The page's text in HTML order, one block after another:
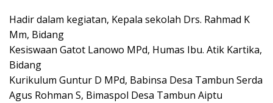
Hadir dalam kegiatan, Kepala sekolah Drs. Rahmad K
Mm, Bidang
Kesiswaan Gatot Lanowo MPd, Humas Ibu. Atik Kartika,
Bidang
Kurikulum Guntur D MPd, Babinsa Desa Tambun Serda
Agus Rohman S, Bimaspol Desa Tambun Aiptu